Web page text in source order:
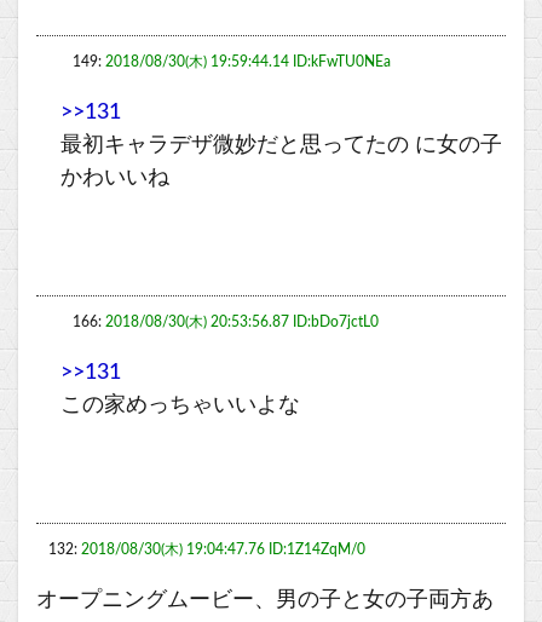
149: 2018/08/30(木) 19:59:44.14 ID:kFwTU0NEa
>>131
最初キャラデザ微妙だと思ってたの に女の子
かわいいね
166: 2018/08/30(木) 20:53:56.87 ID:bDo7jctL0
>>131
この家めっちゃいいよな
132: 2018/08/30(木) 19:04:47.76 ID:1Z14ZqM/0
オープニングムービー、男の子と女の子両方あ